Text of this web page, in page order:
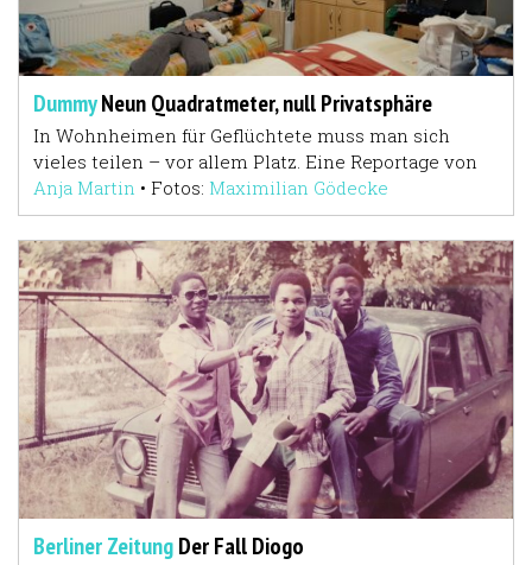
DummyNeun Quadratmeter, null Privatsphäre
In Wohnheimen für Geflüchtete muss man sich
vieles teilen – vor allem Platz. Eine Reportage von
Anja Martin • Fotos: Maximilian Gödecke
Berliner ZeitungDer Fall Diogo